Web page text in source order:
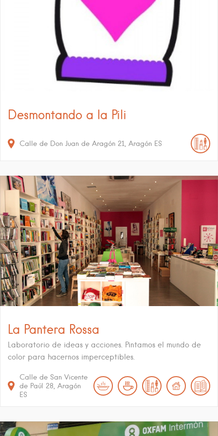
Desmontando a la Pili
Calle de Don Juan de Aragón 21 Aragón ES
La Pantera Rossa
Laboratorio de ideas y acciones. Pintamos el mundo de
color para hacernos imperceptibles.
Calle de San Vicente
de Paúl 28 Aragón
ES